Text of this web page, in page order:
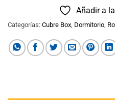
Añadir a
Categorías: Cubre Box, Dormitorio,